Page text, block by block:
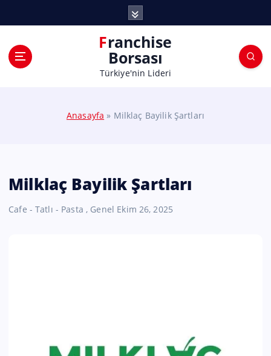
Franchise
Borsası
Türkiye'nin Lideri
Anasayfa » Milklaç Bayilik Şartları
Milklaç Bayilik Şartları
Cafe - Tatlı - Pasta , Genel Ekim 26, 2025